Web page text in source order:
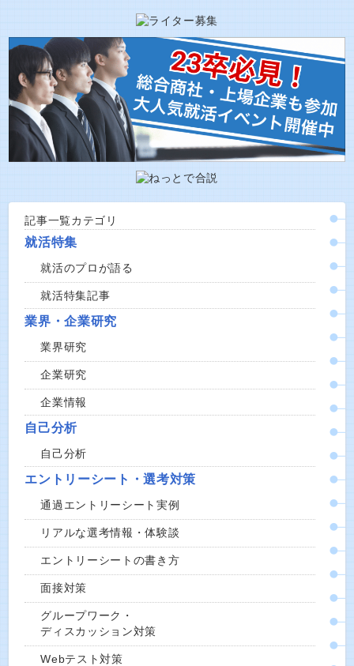
記事一覧カテゴリ
就活特集
就活のプロが語る
就活特集記事
業界・企業研究
業界研究
企業研究
企業情報
自己分析
自己分析
エントリーシート・選考対策
通過エントリーシート実例
リアルな選考情報・体験談
エントリーシートの書き方
面接対策
グループワーク・
ディスカッション対策
Webテスト対策